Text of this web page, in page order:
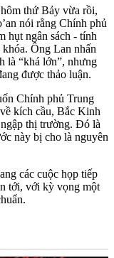
thứ Bảy vừa rồi,
nói rằng Chính phủ
hụt ngân sách - tính
Ông Lan nhấn
là “khá lớn”, nhưng
được thảo luận.
Chính phủ Trung
kích cầu, Bắc Kinh
thị trường. Đó là
này bị cho là nguyên
các cuộc họp tiếp
tới, với kỳ vọng một